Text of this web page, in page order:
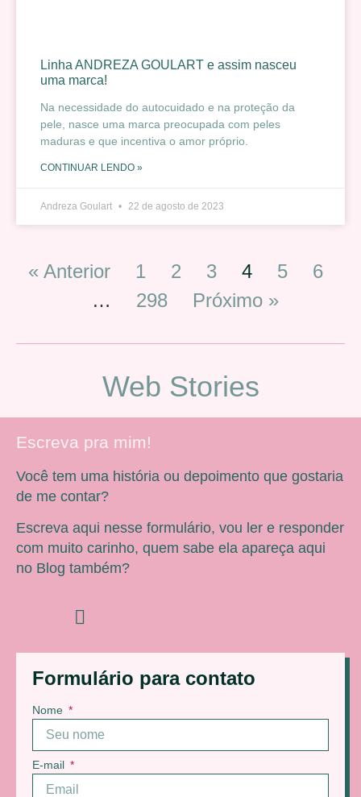
Linha ANDREZA GOULART e assim nasceu
uma marca!
Na necessidade do autocuidado e na proteção da
pele, nasce uma marca preocupada com peles
maduras e que incentiva o amor próprio.
CONTINUAR LENDO »
Andreza Goulart 22 de agosto de 2023
« Anterior 1 2 3 4 5
6
…
298 Próximo »
Web Stories
Formulário para contato
Nome
E-mail
Escreva pra mim!
Você tem uma história ou depoimento que gostaria
de me contar?
Escreva aqui nesse formulário, vou ler e responder
com muito carinho, quem sabe ela apareça aqui
no Blog também?